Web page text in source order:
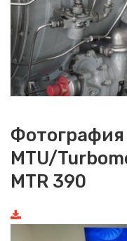
MTU/
MTR 390